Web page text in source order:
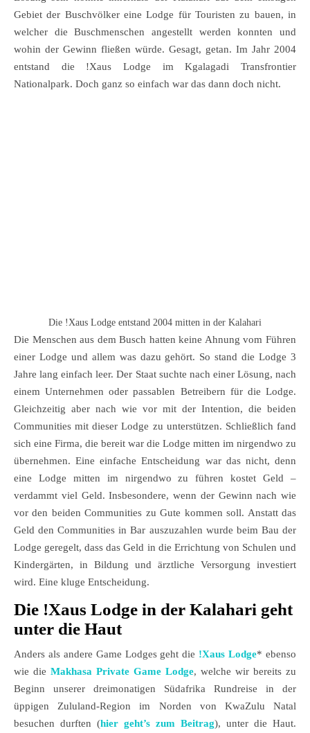
Gebiet der Buschvölker eine Lodge für Touristen zu bauen, in
welcher die Buschmenschen angestellt werden konnten und
wohin der Gewinn fließen würde. Gesagt, getan. Im Jahr 2004
entstand die !Xaus Lodge im Kgalagadi Transfrontier
Nationalpark. Doch ganz so einfach war das dann doch nicht.
Die !Xaus Lodge entstand 2004 mitten in der Kalahari
Die Menschen aus dem Busch hatten keine Ahnung vom Führen
einer Lodge und allem was dazu gehört. So stand die Lodge 3
Jahre lang einfach leer. Der Staat suchte nach einer Lösung, nach
einem Unternehmen oder passablen Betreibern für die Lodge.
Gleichzeitig aber nach wie vor mit der Intention, die beiden
Communities mit dieser Lodge zu unterstützen. Schließlich fand
sich eine Firma, die bereit war die Lodge mitten im nirgendwo zu
übernehmen. Eine einfache Entscheidung war das nicht, denn
eine Lodge mitten im nirgendwo zu führen kostet Geld –
verdammt viel Geld. Insbesondere, wenn der Gewinn nach wie
vor den beiden Communities zu Gute kommen soll. Anstatt das
Geld den Communities in Bar auszuzahlen wurde beim Bau der
Lodge geregelt, dass das Geld in die Errichtung von Schulen und
Kindergärten, in Bildung und ärztliche Versorgung investiert
wird. Eine kluge Entscheidung.
Die !Xaus Lodge in der Kalahari geht
unter die Haut
Anders als andere Game Lodges geht die !Xaus Lodge* ebenso
wie die Makhasa Private Game Lodge, welche wir bereits zu
Beginn unserer dreimonatigen Südafrika Rundreise in der
üppigen Zululand-Region im Norden von KwaZulu Natal
besuchen durften (hier geht’s zum Beitrag), unter die Haut.